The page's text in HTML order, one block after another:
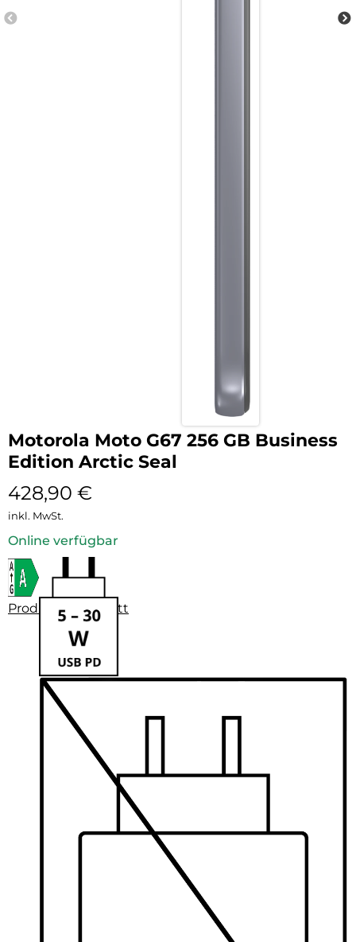
Motorola Moto G67 256 GB Business
Edition Arctic Seal
428,90 €
inkl. MwSt.
Online verfügbar
Produktdatenblatt